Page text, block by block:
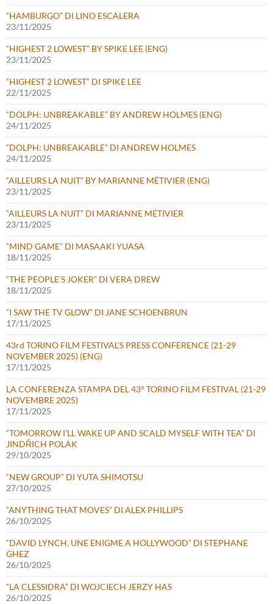
“HAMBURGO” DI LINO ESCALERA
23/11/2025
“HIGHEST 2 LOWEST” BY SPIKE LEE (ENG)
23/11/2025
“HIGHEST 2 LOWEST” DI SPIKE LEE
22/11/2025
“DOLPH: UNBREAKABLE” BY ANDREW HOLMES (ENG)
24/11/2025
“DOLPH: UNBREAKABLE” DI ANDREW HOLMES
24/11/2025
“AILLEURS LA NUIT” BY MARIANNE MÉTIVIER (ENG)
23/11/2025
“AILLEURS LA NUIT” DI MARIANNE MÉTIVIER
23/11/2025
“MIND GAME” DI MASAAKI YUASA
18/11/2025
“THE PEOPLE’S JOKER” DI VERA DREW
18/11/2025
“I SAW THE TV GLOW” DI JANE SCHOENBRUN
17/11/2025
43rd TORINO FILM FESTIVAL’S PRESS CONFERENCE (21-29
NOVEMBER 2025) (ENG)
17/11/2025
LA CONFERENZA STAMPA DEL 43° TORINO FILM FESTIVAL (21-29
NOVEMBRE 2025)
17/11/2025
“TOMORROW I’LL WAKE UP AND SCALD MYSELF WITH TEA” DI
JINDŘICH POLÁK
29/10/2025
“NEW GROUP” DI YUTA SHIMOTSU
27/10/2025
“ANYTHING THAT MOVES” DI ALEX PHILLIPS
26/10/2025
“DAVID LYNCH, UNE ENIGME A HOLLYWOOD” DI STEPHANE
GHEZ
26/10/2025
“LA CLESSIDRA” DI WOJCIECH JERZY HAS
26/10/2025